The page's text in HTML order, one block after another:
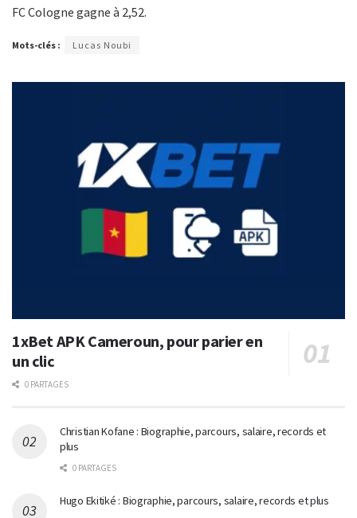
FC Cologne gagne à 2,52.
Mots-clés : Lucas Noubi
1xBet APK Cameroun, pour parier en
un clic
0 PARTAGES
Christian Kofane : Biographie, parcours, salaire, records et
plus
0 PARTAGES
Hugo Ekitiké : Biographie, parcours, salaire, records et plus